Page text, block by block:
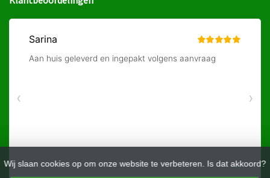
Wij slaan cookies op om onze website te verbeteren. Is dat akkoord?